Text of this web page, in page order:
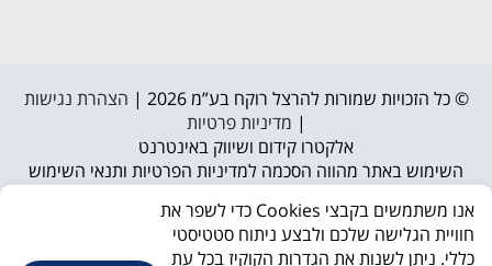
אנו משתמשים בקבצי Cookies כדי לשפר את
חוויית הגלישה שלכם ולבצע ניתוח סטטיסטי
כללי. ניתן לשנות את הגדרות הקוקיז בכל עת
© כל הזכויות שמורות להרצל רוקח בע”מ 2026 |
הצהרת נגישות
| מדיניות פרטיות
אלקטרו קידום ושיווק באינטרנט
השימוש באתר מהווה הסכמה למדיניות הפרטיות ותנאי השימוש
באתר